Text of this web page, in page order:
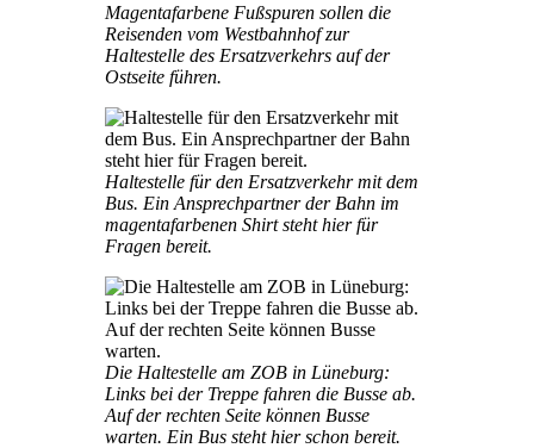
Magentafarbene Fußspuren sollen die
Reisenden vom Westbahnhof zur
Haltestelle des Ersatzverkehrs auf der
Ostseite führen.
Haltestelle für den Ersatzverkehr mit dem
Bus. Ein Ansprechpartner der Bahn im
magentafarbenen Shirt steht hier für
Fragen bereit.
Die Haltestelle am ZOB in Lüneburg:
Links bei der Treppe fahren die Busse ab.
Auf der rechten Seite können Busse
warten. Ein Bus steht hier schon bereit.